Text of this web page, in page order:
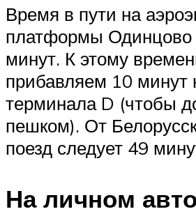
Время в пути на
платформы Одинцово
минут. К этому
прибавляем 10 минут
терминала D (чтобы
пешком). От
поезд следует 49
На личном